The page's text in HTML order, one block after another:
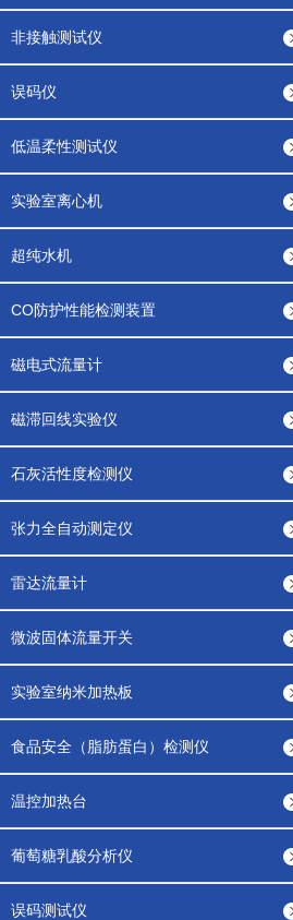
非接触测试仪
误码仪
低温柔性测试仪
实验室离心机
超纯水机
CO防护性能检测装置
磁电式流量计
磁滞回线实验仪
石灰活性度检测仪
张力全自动测定仪
雷达流量计
微波固体流量开关
实验室纳米加热板
食品安全（脂肪蛋白）检测仪
温控加热台
葡萄糖乳酸分析仪
误码测试仪